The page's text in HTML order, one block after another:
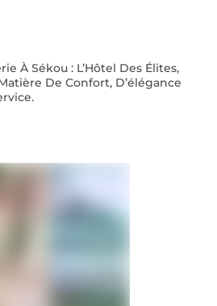
À Sékou : L’Hôtel Des Élites,
De Confort, D’élégance